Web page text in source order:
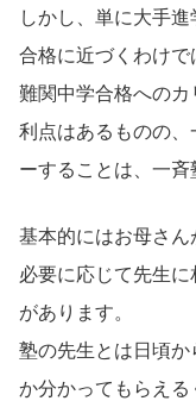
しかし、単に大手
合格に近づくわけで
難関中学合格への
利点はあるものの
ーすることは、一斉
基本的にはお母さん
必要に応じて先生
があります。
塾の先生とは日頃
か分かってもらえる